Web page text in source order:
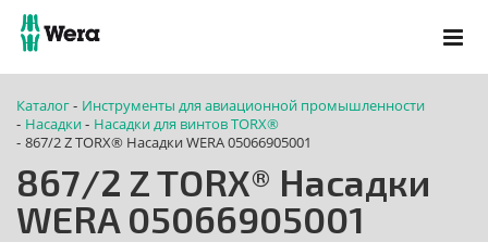
Каталог - Инструменты для авиационной промышленности
- Насадки - Насадки для винтов TORX®
- 867/2 Z TORX® Насадки WERA 05066905001
867/2 Z TORX® Насадки
WERA 05066905001